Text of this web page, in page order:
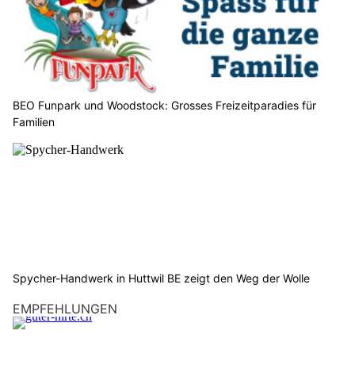
BEO Funpark und Woodstock: Grosses Freizeitparadies für
Familien
Spycher-Handwerk in Huttwil BE zeigt den Weg der Wolle
EMPFEHLUNGEN